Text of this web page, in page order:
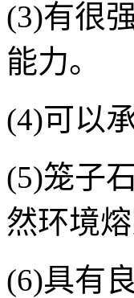
(3)有很
能力。
(4)可以
(5)笼子
然环境熔
(6)具有